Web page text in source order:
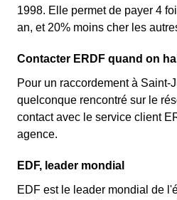
1998. Elle permet de payer 4
an, et 20% moins cher les
Contacter ERDF quand on
Pour un raccordement à Saint-
quelconque rencontré sur le
contact avec le service client
agence.
EDF, leader mondial
EDF est le leader mondial de